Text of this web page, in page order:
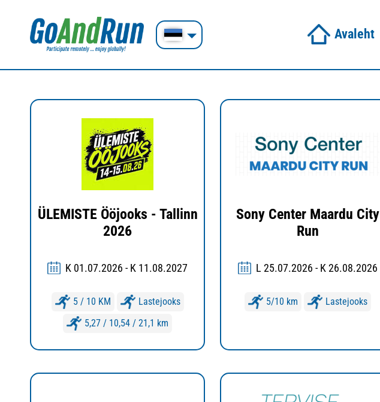
Avaleht
ÜLEMISTE Ööjooks - Tallinn
2026
K 01.07.2026 - K 11.08.2027
5 / 10 KM
Lastejooks
5,27 / 10,54 / 21,1 km
Sony Center Maardu City
Run
L 25.07.2026 - K 26.08.2026
5/10 km Lastejooks